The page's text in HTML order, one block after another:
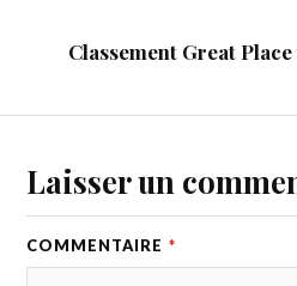
Classement Great
Laisser un
COMMENTAIRE *